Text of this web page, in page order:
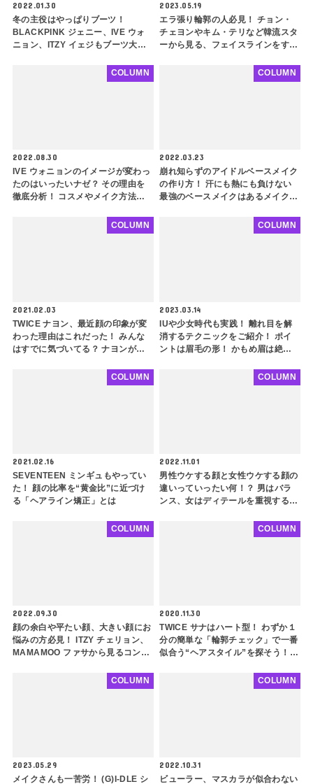
2022.01.30
冬の主役はやっぱりブーツ！
BLACKPINK ジェニー、IVE ウォ
ニョン、ITZY イェジもブーツ大好
アイドルたちのコーデ術を教えます
2023.05.19
エラ張り輪郭の人必見！ チョン・
チェヨンやキム・テリなど韓流スタ
ーから見る、フェイスラインをすっ
アップスタイル、レイヤードカッ
ト、チョッピーバング・・ ポイン
2022.08.30
IVE ウォニョンのイメージが変わっ
たのはいったいナゼ？ その理由を
徹底分析！ コスメやメイク方法な
イメチェンのポイントも解説
COLUMN
2022.03.23
崩れ知らずのアイドルベースメイク
の作り方！ 汗にも熱にも負けない
最強のベースメイクはあるメイクア
外に使っている人が少ない隠れお宝
COLUMN
2021.02.03
TWICE ナヨン、最近顔の印象が変
わった理由はこれだった！ みんな
はすでに気づいてる？ ナヨンが最
COLUMN
2023.03.14
IUや少女時代も実践！ 離れ目を解
消するテクニックをご紹介！ ポイ
ントは眉毛の形！ かもめ眉は絶対
COLUMN
2021.02.16
SEVENTEEN ミンギュもやってい
た！ 顔の比率を“黄金比”に近づけ
る「ヘアライン矯正」とは
COLUMN
2022.11.01
男性ウケする顔と女性ウケする顔の
違いっていったい何！？ 男はバラ
ンス、女はディテールを重視するっ
COLUMN
2022.09.30
顔の余白や平たい顔、大きい顔にお
悩みの方必見！ ITZY チェリョン、
MAMAMOO ファサから見るコンプ
COLUMN
2020.11.30
TWICE サナはハート型！ わずか１
分の簡単な「輪郭チェック」で一番
似合う“ヘアスタイル”を探そう！
COLUMN
2023.05.29
メイクさんも一苦労！ (G)I-DLE シ
COLUMN
2022.10.31
ビューラー、マスカラが似合わない
COLUMN